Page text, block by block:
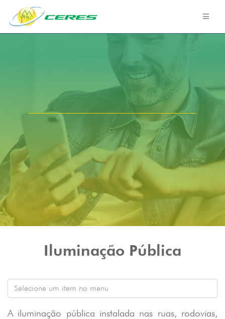
Iluminação Pública
A iluminação pública instalada nas ruas, rodovias,